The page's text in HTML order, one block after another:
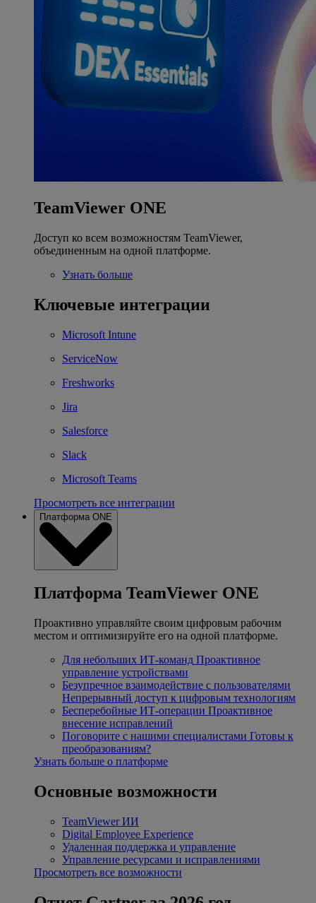
TeamViewer ONE
Доступ ко всем возможностям TeamViewer,
объединенным на одной платформе.
Узнать больше
Ключевые интеграции
Microsoft Intune
ServiceNow
Freshworks
Jira
Salesforce
Slack
Microsoft Teams
Просмотреть все интеграции
Платформа ONE
Платформа TeamViewer ONE
Проактивно управляйте своим цифровым рабочим
местом и оптимизируйте его на одной платформе.
Для небольших ИТ-команд Проактивное
управление устройствами
Безупречное взаимодействие с пользователями
Непрерывный доступ к цифровым технологиям
Бесперебойные ИТ-операции Проактивное
внесение исправлений
Поговорите с нашими специалистами Готовы к
преобразованиям?
Узнать больше о платформе
Основные возможности
TeamViewer ИИ
Digital Employee Experience
Удаленная поддержка и управление
Управление ресурсами и исправлениями
Просмотреть все возможности